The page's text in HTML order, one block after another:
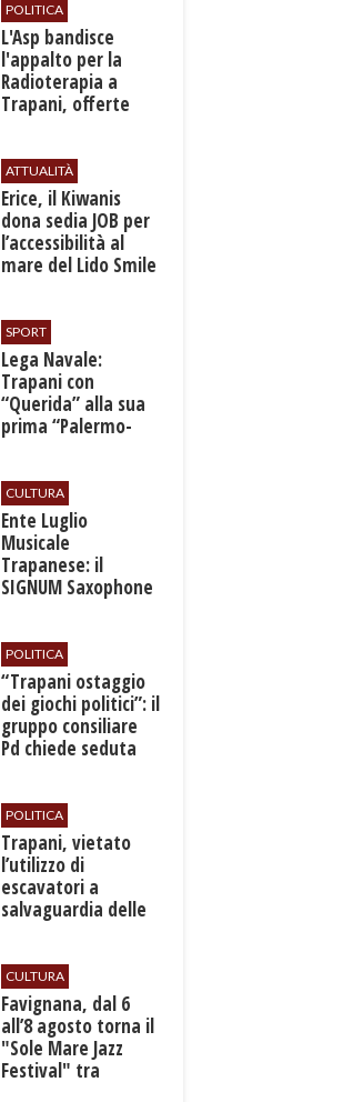
POLITICA
L'Asp bandisce
l'appalto per la
Radioterapia a
Trapani, offerte
ATTUALITÀ
​Erice, il Kiwanis
dona sedia JOB per
l’accessibilità al
mare del Lido Smile
SPORT
​Lega Navale:
Trapani con
“Querida” alla sua
prima “Palermo-
CULTURA
Ente Luglio
Musicale
Trapanese: il
SIGNUM Saxophone
Dream”
POLITICA
​“Trapani ostaggio
dei giochi politici”: il
gruppo consiliare
Pd chiede seduta
POLITICA
​Trapani, vietato
l’utilizzo di
escavatori a
salvaguardia delle
CULTURA
Favignana, dal 6
all’8 agosto torna il
"Sole Mare Jazz
Festival" tra